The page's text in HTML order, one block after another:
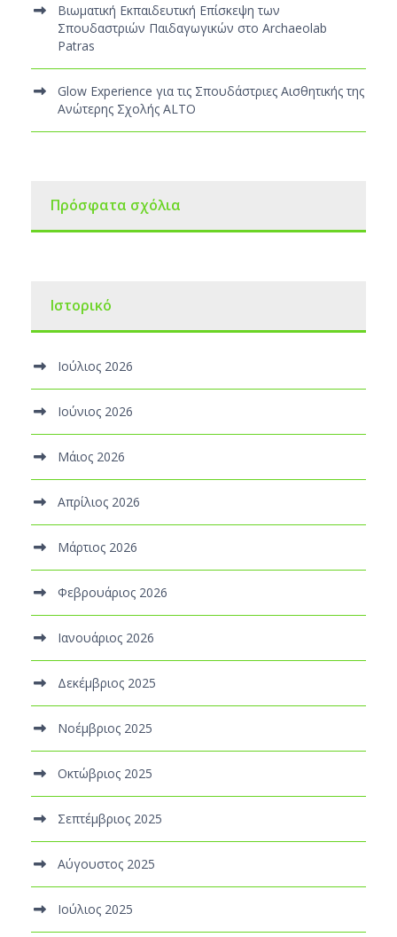
Βιωματική Εκπαιδευτική Επίσκεψη των
Σπουδαστριών Παιδαγωγικών στο Archaeolab
Patras
Glow Experience για τις Σπουδάστριες Αισθητικής της
Ανώτερης Σχολής ALTO
Πρόσφατα σχόλια
Ιστορικό
Ιούλιος 2026
Ιούνιος 2026
Μάιος 2026
Απρίλιος 2026
Μάρτιος 2026
Φεβρουάριος 2026
Ιανουάριος 2026
Δεκέμβριος 2025
Νοέμβριος 2025
Οκτώβριος 2025
Σεπτέμβριος 2025
Αύγουστος 2025
Ιούλιος 2025